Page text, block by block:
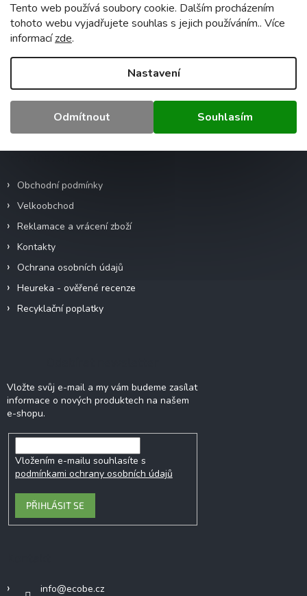
Tento web používá soubory cookie. Dalším procházením
tohoto webu vyjadřujete souhlas s jejich používáním.. Více
informacízde.
Nastavení
Odmítnout Souhlasím
Kategorie: WAGO svorky
Záruka:
2 roky
Hmotnost
EAN: 4050821027850
a
Obchodní podmínky
Velkoobchod
Reklamace a vrácení zboží
Kontakty
Ochrana osobních údajů
Heureka - ověřené recenze
Recyklační poplatky
Vložte svůj e-mail a my vám budeme zasílat
informace o nových produktech na našem
e-shopu.
Vložením e-mailu souhlasíte s
podmínkami ochrany osobních údajů
PŘIHLÁSIT SE
info@ecobe.cz